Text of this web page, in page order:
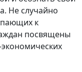
Не случайно
к
посвящены